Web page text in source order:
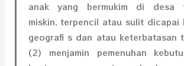
anak yang bermukim di desa
miskin, terpencil atau sulit dicapai
geograﬁ s dan atau keterbatasan
(2) menjamin pemenuhan